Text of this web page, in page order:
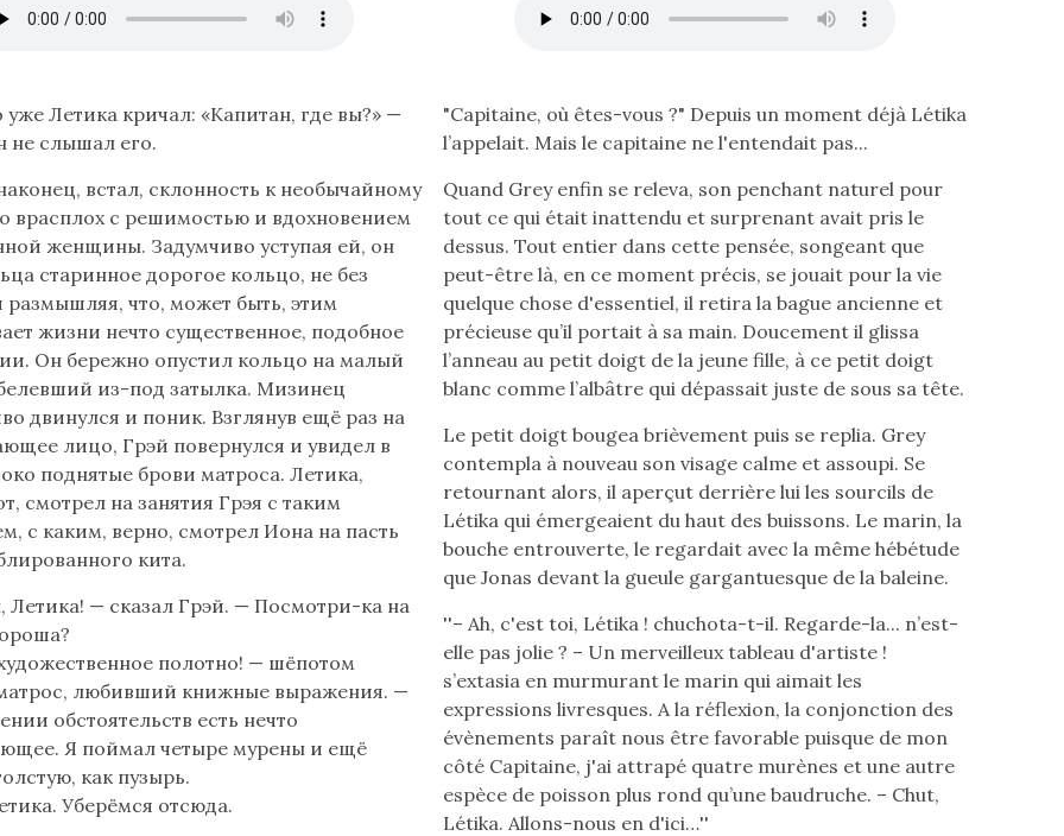
Летика кричал: «Капитан, где вы?» —
не слышал его.
встал, склонность к необычайному
врасплох с решимостью и вдохновением
женщины. Задумчиво уступая ей, он
старинное дорогое кольцо, не без
размышляя, что, может быть, этим
жизни нечто существенное, подобное
Он бережно опустил кольцо на малый
из-под затылка. Мизинец
двинулся и поник. Взглянув ещё раз на
лицо, Грэй повернулся и увидел в
поднятые брови матроса. Летика,
смотрел на занятия Грэя с таким
с каким, верно, смотрел Иона на пасть
кита.
Летика! — сказал Грэй. — Посмотри-ка на
полотно! — шёпотом
любивший книжные выражения. —
обстоятельств есть нечто
Я поймал четыре мурены и ещё
как пузырь.
Уберёмся отсюда.
Lire
le
en
français
(flèche
bas)
"Capitaine, où êtes-vous ?" Depuis un moment déjà Létika
l’appelait. Mais le capitaine ne l'entendait pas...
Quand Grey enfin se releva, son penchant naturel pour
tout ce qui était inattendu et surprenant avait pris le
dessus. Tout entier dans cette pensée, songeant que
peut-être là, en ce moment précis, se jouait pour la vie
quelque chose d'essentiel, il retira la bague ancienne et
précieuse qu’il portait à sa main. Doucement il glissa
l’anneau au petit doigt de la jeune fille, à ce petit doigt
blanc comme l’albâtre qui dépassait juste de sous sa tête.
Le petit doigt bougea brièvement puis se replia. Grey
contempla à nouveau son visage calme et assoupi. Se
retournant alors, il aperçut derrière lui les sourcils de
Létika qui émergeaient du haut des buissons. Le marin, la
bouche entrouverte, le regardait avec la même hébétude
que Jonas devant la gueule gargantuesque de la baleine.
''– Ah, c'est toi, Létika ! chuchota-t-il. Regarde-la... n’est-
elle pas jolie ? – Un merveilleux tableau d'artiste !
s’extasia en murmurant le marin qui aimait les
expressions livresques. A la réflexion, la conjonction des
évènements paraît nous être favorable puisque de mon
côté Capitaine, j'ai attrapé quatre murènes et une autre
espèce de poisson plus rond qu’une baudruche. – Chut,
Létika. Allons-nous en d'ici…''